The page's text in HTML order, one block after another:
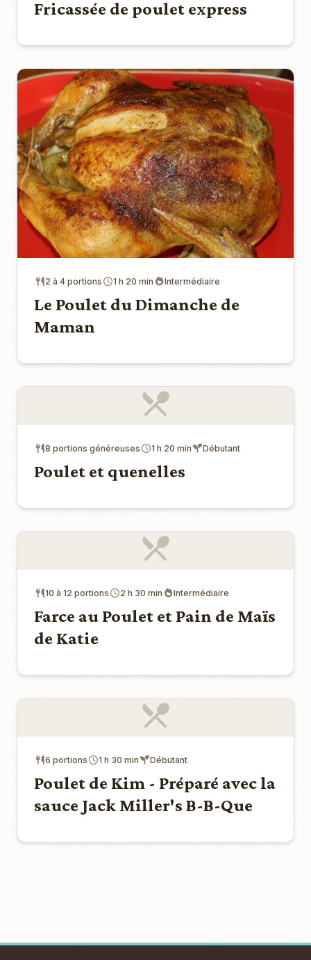
Fricassée de poulet express
2 à 4 portions 1 h 20 min Intermédiaire
Le Poulet du Dimanche de
Maman
8 portions généreuses 1 h 20 min Débutant
Poulet et quenelles
10 à 12 portions 2 h 30 min Intermédiaire
Farce au Poulet et Pain de Maïs
de Katie
6 portions 1 h 30 min Débutant
Poulet de Kim - Préparé avec la
sauce Jack Miller's B-B-Que